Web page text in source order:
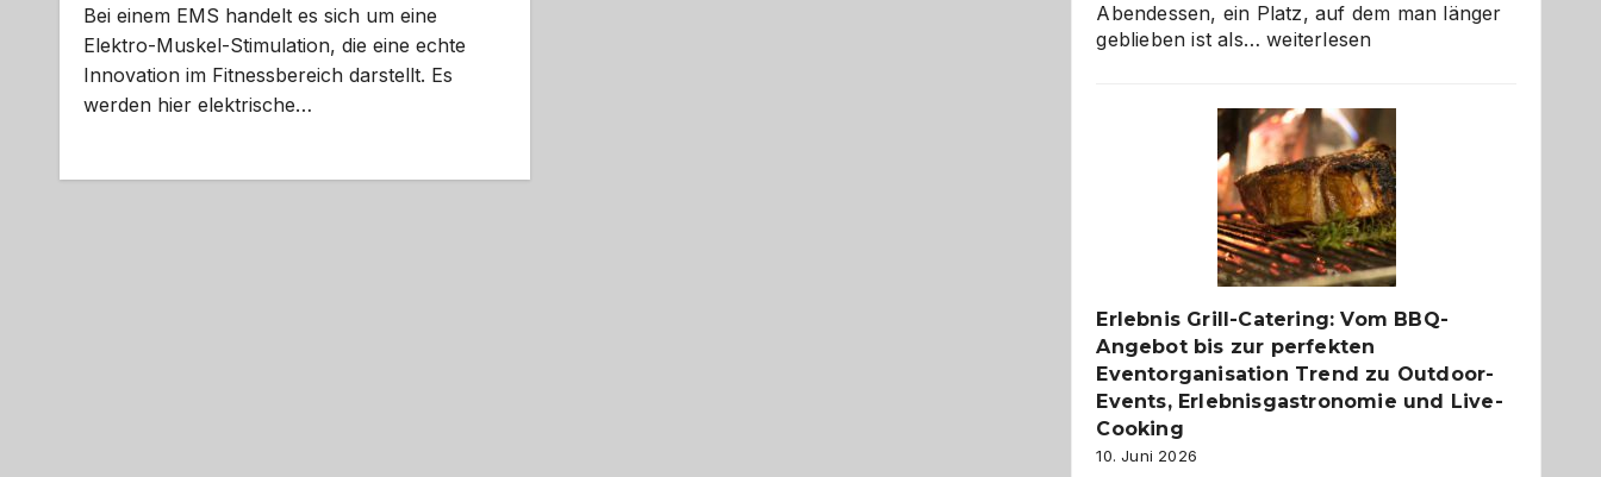
Bei einem EMS handelt es sich um eine
Elektro-Muskel-Stimulation, die eine echte
Innovation im Fitnessbereich darstellt. Es
werden hier elektrische…
Abendessen, ein Platz, auf dem man länger
geblieben ist als…Als
–
die
Gelegenheit,
neue
Reiseziele
zu
entdecken
weiterlesen
Erlebnis Grill-Catering: Vom BBQ-
Angebot bis zur perfekten
Eventorganisation Trend zu Outdoor-
Events, Erlebnisgastronomie und Live-
Cooking
10. Juni 2026